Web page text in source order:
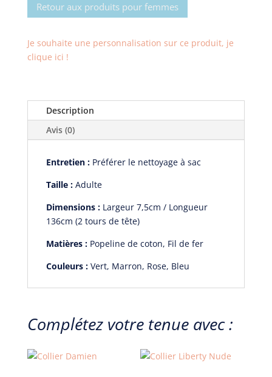
de
Champ
de
Retour aux produits pour femmes
Je souhaite une personnalisation sur ce produit, je
clique ici !
Description
Avis (0)
Entretien :Préférer le nettoyage à sac
Taille :Adulte
Dimensions :Largeur 7,5cm / Longueur
136cm (2 tours de tête)
Matières :Popeline de coton, Fil de fer
Couleurs :Vert, Marron, Rose, Bleu
Complétez votre tenue avec :